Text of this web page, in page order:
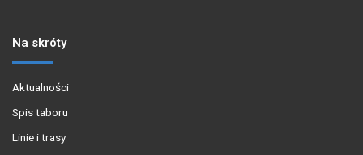
Na skróty
Aktualności
Spis taboru
Linie i trasy